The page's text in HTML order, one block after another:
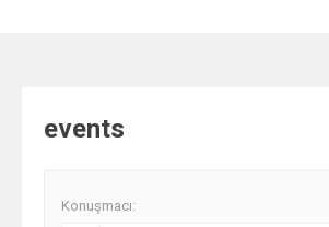
events
Konuşmacı: